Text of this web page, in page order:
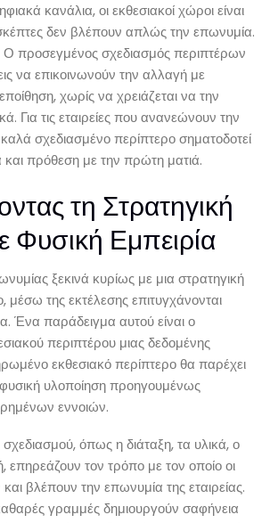
κανάλια, οι εκθεσιακοί χώροι είναι
δεν βλέπουν απλώς την επωνυμία.
προσεγμένος σχεδιασμός περιπτέρων
να επικοινωνούν την αλλαγή με
χωρίς να χρειάζεται να την
Για τις εταιρείες που ανανεώνουν την
σχεδιασμένο περίπτερο σηματοδοτεί
πρόθεση με την πρώτη ματιά.
τη Στρατηγική
Φυσική Εμπειρία
ξεκινά κυρίως με μια στρατηγική
της εκτέλεσης επιτυγχάνονται
Ένα παράδειγμα αυτού είναι ο
περιπτέρου μιας δεδομένης
εκθεσιακό περίπτερο θα παρέχει
υλοποίηση προηγουμένως
εννοιών.
σχεδιασμού, όπως η διάταξη, τα υλικά, ο
επηρεάζουν τον τρόπο με τον οποίο οι
βλέπουν την επωνυμία της εταιρείας.
γραμμές δημιουργούν σαφήνεια